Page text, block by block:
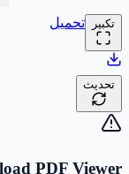
تكبير تحميل
تحديث
PDF Viewer